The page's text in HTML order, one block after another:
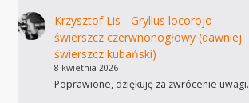
Krzysztof Lis - Gryllus locorojo –
świerszcz czerwnonogłowy (dawniej
świerszcz kubański)
8 kwietnia 2026
Poprawione, dziękuję za zwrócenie uwagi.